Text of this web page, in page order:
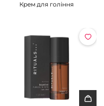
Крем для гоління